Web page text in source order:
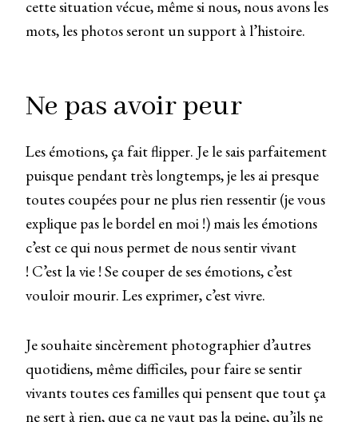
cette situation vécue, même si nous, nous avons les
mots, les photos seront un support à l’histoire.
Ne pas avoir peur
Les émotions, ça fait flipper. Je le sais parfaitement
puisque pendant très longtemps, je les ai presque
toutes coupées pour ne plus rien ressentir (je vous
explique pas le bordel en moi !) mais les émotions
c’est ce qui nous permet de nous sentir vivant
! C’est la vie ! Se couper de ses émotions, c’est
vouloir mourir. Les exprimer, c’est vivre.
Je souhaite sincèrement photographier d’autres
quotidiens, même difficiles, pour faire se sentir
vivants toutes ces familles qui pensent que tout ça
ne sert à rien, que ça ne vaut pas la peine, qu’ils ne